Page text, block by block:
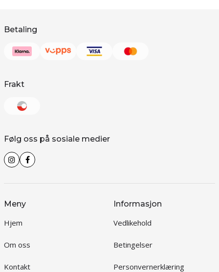
Betaling
Frakt
Følg oss på sosiale medier
Meny
Hjem
Om oss
Kontakt
Informasjon
Vedlikehold
Betingelser
Personvernerklæring